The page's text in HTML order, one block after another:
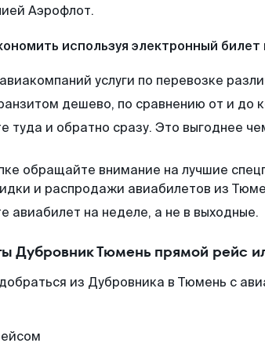
Аэрофлот.
используя электронный
услуги по перевозке
дешево, по сравнению от и до
туда и обратно сразу. Это выгоднее
обращайте внимание на лучшие
и распродажи авиабилетов из
авиабилет на неделе, а не в выходные.
Дубровник Тюмень прямой рейс
из Дубровника в Тюмень с